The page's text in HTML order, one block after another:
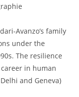
Avanzo’s family
under the
The resilience
in human
and Geneva)